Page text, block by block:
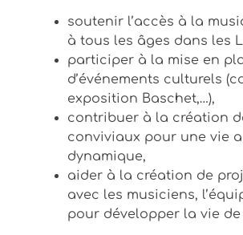
soutenir l’accès à la
à tous les âges dans les
participer à la mise en
d’événements culturels
exposition Baschet,…),
contribuer à la création
conviviaux pour une vie
dynamique,
aider à la création de
avec les musiciens,
pour développer la vie de